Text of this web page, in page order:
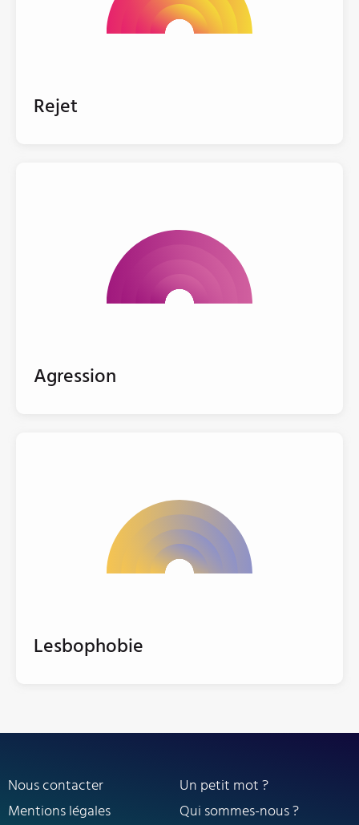
Rejet
Agression
Lesbophobie
Nous contacter
Un petit mot ?
Mentions légales
Qui sommes-nous ?